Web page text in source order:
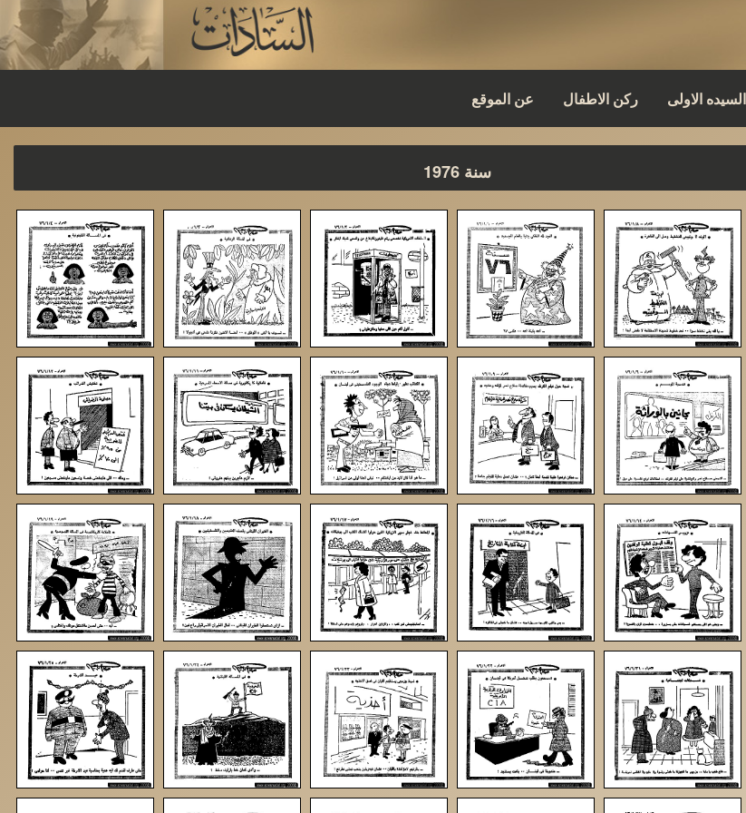
السيده الاولى ركن الاطفال عن الموقع
سنة 1976